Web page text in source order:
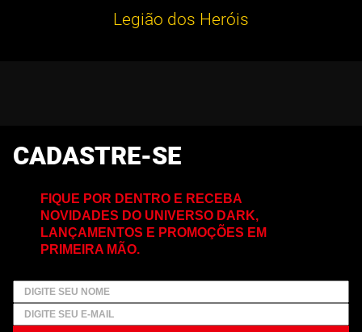
Legião dos Heróis
CADASTRE-SE
FIQUE POR DENTRO E RECEBA
NOVIDADES DO UNIVERSO DARK,
LANÇAMENTOS E PROMOÇÕES EM
PRIMEIRA MÃO.